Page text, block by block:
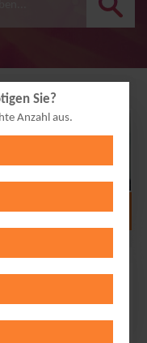
Sie?
Anzahl aus.